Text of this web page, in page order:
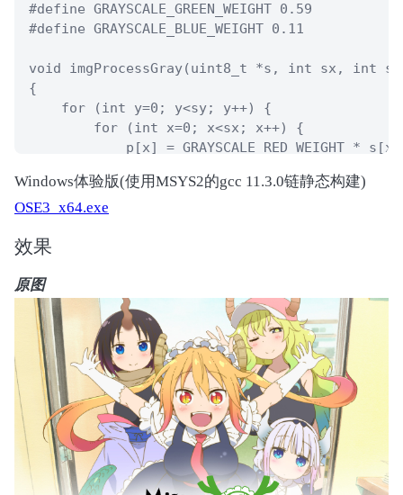
#define GRAYSCALE_GREEN_WEIGHT 0.59
#define GRAYSCALE_BLUE_WEIGHT 0.11
void imgProcessGray(uint8_t *s, int sx,
{
    for (int y=0; y<sy; y++) {
        for (int x=0; x<sx; x++) {
p[x] = GRAYSCALE_RED_WEIGHT *
        s += stride*3;
        p += gstride;
}
void imgProcessDilate(uint8_t *s, int w,
{
    for (int y=1; y<h-1; y++) {
        for (int x=1; x<w-1; x++) {
            uint8_t uc = s[ (y+0)*w + (x+0) ];
            uint8_t ua = s[ (y-1)*w + (x+0) ];
            uint8_t ub = s[ (y+1)*w + (x+0) ];
            uint8_t ul = s[ (y+0)*w + (x-1) ];
            uint8_t ur = s[ (y+0)*w + (x+1) ];
            uint8_t ux = 0;
            if (uc > ux) ux = uc;
Windows体验版(使用MSYS2的gcc 11.3.0链静态构建)
OSE3_x64.exe
效果
原图